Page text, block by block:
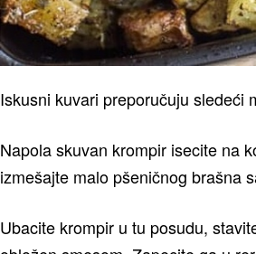
Iskusni kuvari preporučuju sledeći
Napola skuvan krompir isecite na
izmešajte malo pšeničnog brašna
Ubacite krompir u tu posudu,